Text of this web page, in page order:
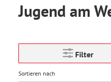
Jugend am
Filter
Sortieren nach